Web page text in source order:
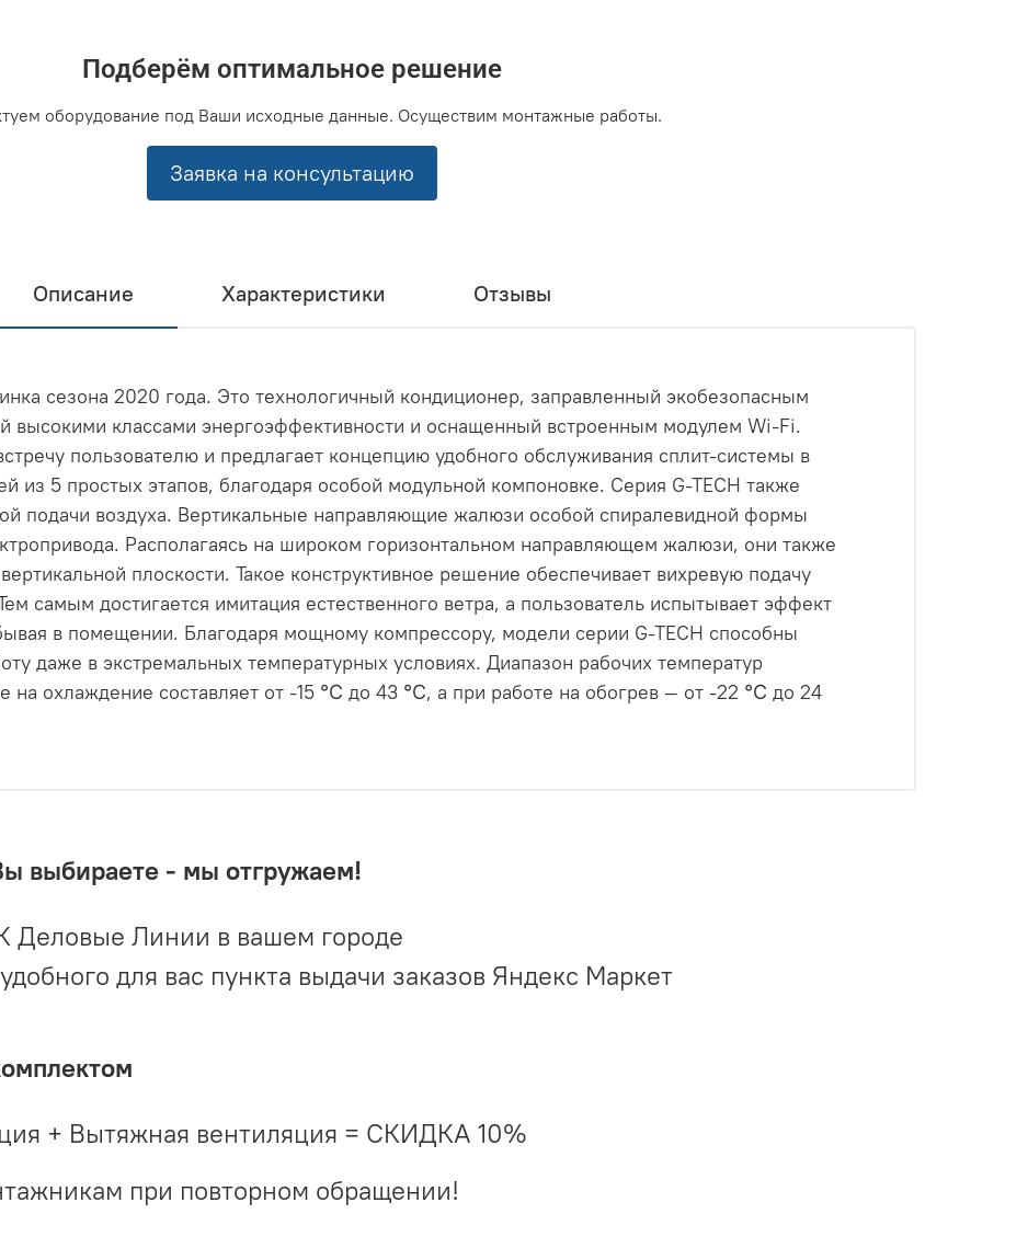
Подберём оптимальное решение
оборудование под Ваши исходные данные. Осуществим монтажные работы.
Заявка на консультацию
Описание Характеристики Отзывы
сезона 2020 года. Это технологичный кондиционер, заправленный экобезопасным
высокими классами энергоэффективности и оснащенный встроенным модулем Wi-Fi.
пользователю и предлагает концепцию удобного обслуживания сплит-системы в
из 5 простых этапов, благодаря особой модульной компоновке. Серия G-TECH также
подачи воздуха. Вертикальные направляющие жалюзи особой спиралевидной формы
Располагаясь на широком горизонтальном направляющем жалюзи, они также
плоскости. Такое конструктивное решение обеспечивает вихревую подачу
самым достигается имитация естественного ветра, а пользователь испытывает эффект
в помещении. Благодаря мощному компрессору, модели серии G-TECH способны
даже в экстремальных температурных условиях. Диапазон рабочих температур
на охлаждение составляет от -15 ℃ до 43 ℃, а при работе на обогрев — от -22 ℃ до 24
выбираете - мы отгружаем!
Линии в вашем городе
для вас пункта выдачи заказов Яндекс Маркет
+ Вытяжная вентиляция = СКИДКА 10%
при повторном обращении!